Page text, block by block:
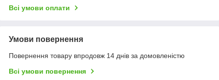
Всі умови оплати
Умови повернення
Повернення товару впродовж 14 днів за домовленістю
Всі умови повернення